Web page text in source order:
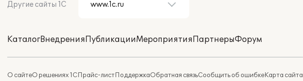
Другие сайты 1С
КаталогВнедренияПубликацииМероприятияПартнерыФорум
О сайтеО решениях 1СПрайс-листПоддержкаОбратная связьСообщить об ошибкеКарта сайта